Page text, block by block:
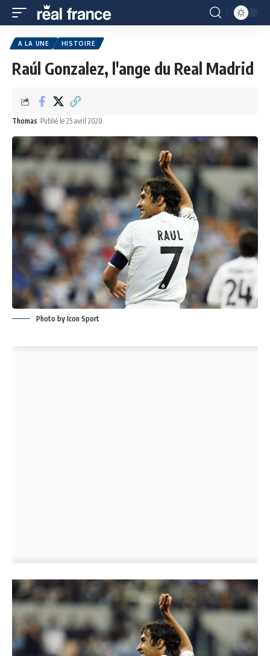
A LA UNE HISTOIRE
Raúl Gonzalez, l'ange du Real Madrid
Thomas Publié le 25 avril 2020
Photo by Icon Sport